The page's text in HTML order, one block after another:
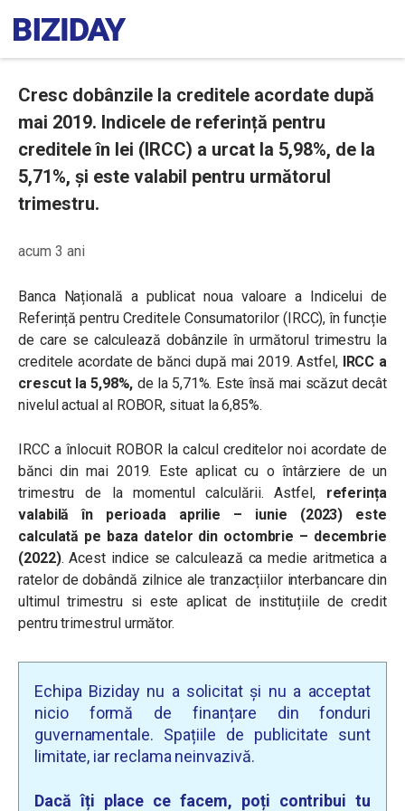
Cresc dobânzile la creditele acordate după
mai 2019. Indicele de referință pentru
creditele în lei (IRCC) a urcat la 5,98%, de la
5,71%, și este valabil pentru următorul
trimestru.
acum 3 ani
Banca Națională a publicat noua valoare a Indicelui de
Referință pentru Creditele Consumatorilor (IRCC), în funcție
de care se calculează dobânzile în următorul trimestru la
creditele acordate de bănci după mai 2019.Astfel, IRCC a
crescut la 5,98%, de la 5,71%. Este însă mai scăzut decât
nivelul actual al ROBOR, situat la 6,85%.
IRCC a înlocuit ROBOR la calcul creditelor noi acordate de
bănci din mai 2019. Este aplicat cu o întârziere de un
trimestru de la momentul calculării. Astfel, referința
valabilă în perioada aprilie – iunie (2023) este
calculată pe baza datelor din octombrie – decembrie
(2022). Acest indice se calculează ca medie aritmetica a
ratelor de dobândă zilnice ale tranzacțiilor interbancare din
ultimul trimestru si este aplicat de instituțiile de credit
pentru trimestrul următor.
Echipa Biziday nu a solicitat și nu a acceptat
nicio formă de finanțare din fonduri
guvernamentale. Spațiile de publicitate sunt
limitate, iar reclama neinvazivă.
Dacă îți place ce facem, poți contribui tu